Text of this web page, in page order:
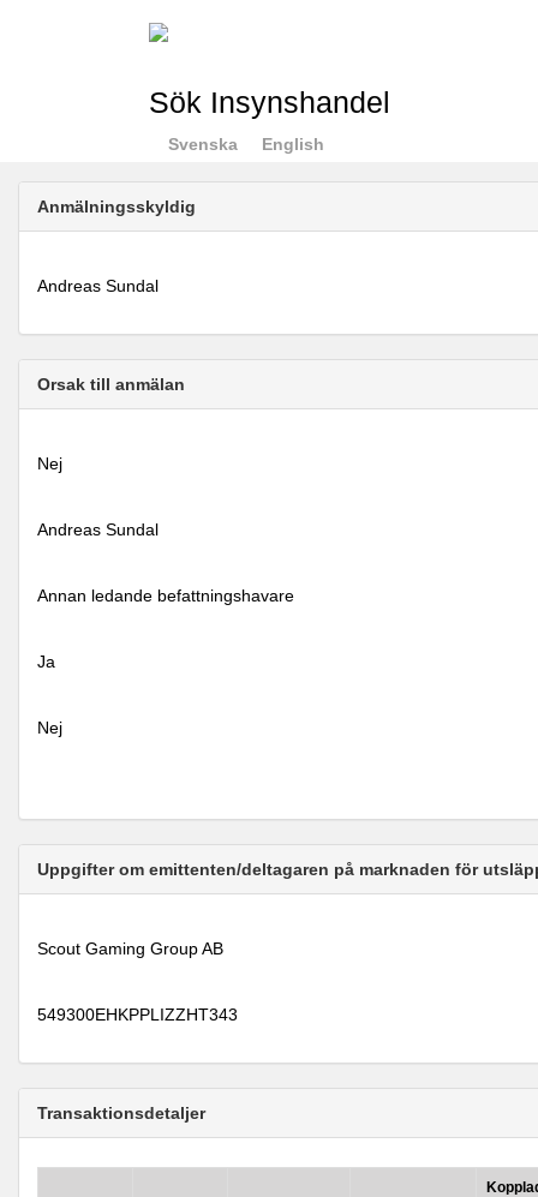
Sök Insynshandel
Svenska English
Anmälningsskyldig
Andreas Sundal
Orsak till anmälan
Nej
Andreas Sundal
Annan ledande befattningshavare
Ja
Nej
Uppgifter om emittenten/deltagaren på marknaden för
Scout Gaming Group AB
549300EHKPPLIZZHT343
Transaktionsdetaljer